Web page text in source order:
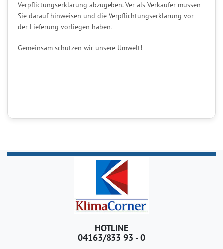
Verpflictungserklärung abzugeben. Ver als Verkäufer müssen
Sie darauf hinweisen und die Verpflichtungserklärung vor
der Lieferung vorliegen haben.
Gemeinsam schützen wir unsere Umwelt!
HOTLINE
04163/833 93 - 0